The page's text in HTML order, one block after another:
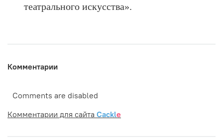
театрального искусства».
Комментарии
Comments are disabled
Комментарии для сайта Cackle